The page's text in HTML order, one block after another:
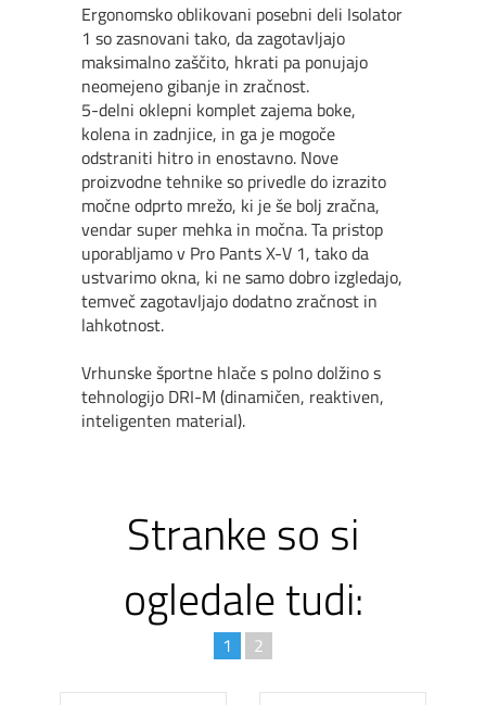
Ergonomsko oblikovani posebni deli Isolator
1 so zasnovani tako, da zagotavljajo
maksimalno zaščito, hkrati pa ponujajo
neomejeno gibanje in zračnost.
5-delni oklepni komplet zajema boke,
kolena in zadnjice, in ga je mogoče
odstraniti hitro in enostavno. Nove
proizvodne tehnike so privedle do izrazito
močne odprto mrežo, ki je še bolj zračna,
vendar super mehka in močna. Ta pristop
uporabljamo v Pro Pants X-V 1, tako da
ustvarimo okna, ki ne samo dobro izgledajo,
temveč zagotavljajo dodatno zračnost in
lahkotnost.
Vrhunske športne hlače s polno dolžino s
tehnologijo DRI-M (dinamičen, reaktiven,
inteligenten material).
Stranke so si
ogledale tudi:
1 2